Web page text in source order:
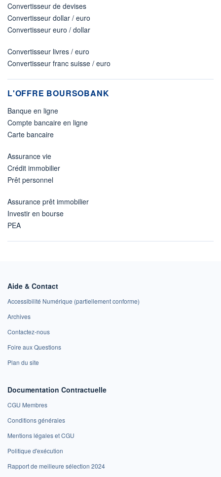
Convertisseur de devises
Convertisseur dollar / euro
Convertisseur euro / dollar
Convertisseur livres / euro
Convertisseur franc suisse / euro
L'OFFRE BOURSOBANK
Banque en ligne
Compte bancaire en ligne
Carte bancaire
Assurance vie
Crédit immobilier
Prêt personnel
Assurance prêt immobilier
Investir en bourse
PEA
Aide & Contact
Accessibilité Numérique (partiellement conforme)
Archives
Contactez-nous
Foire aux Questions
Plan du site
Documentation Contractuelle
CGU Membres
Conditions générales
Mentions légales et CGU
Politique d'exécution
Rapport de meilleure sélection 2024